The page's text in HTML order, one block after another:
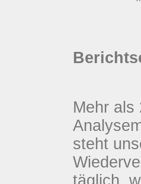
Mehr als
steht
täglich,